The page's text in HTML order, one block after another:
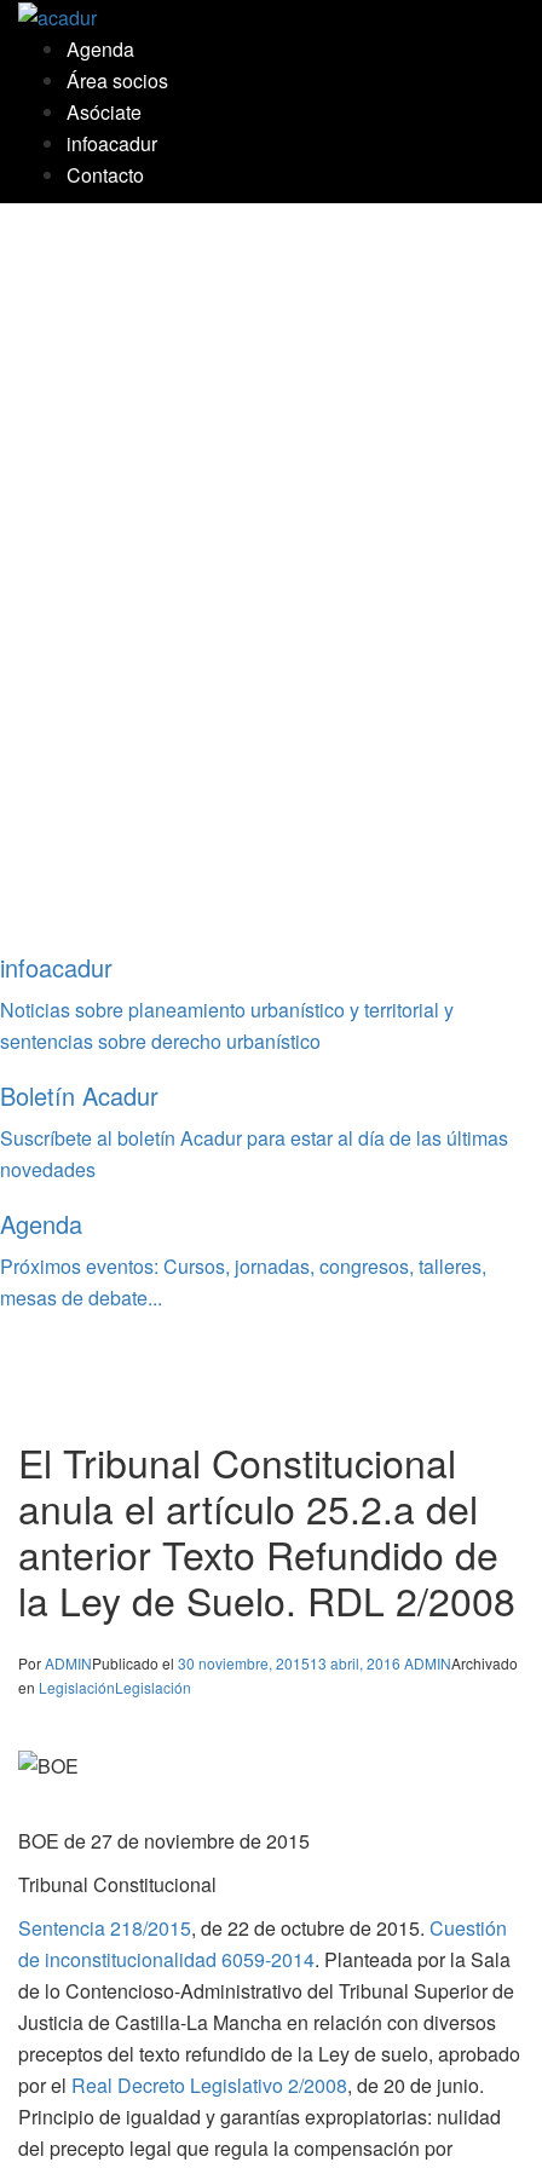
Saltar
contenido
Agenda
Área socios
Asóciate
infoacadur
Contacto
infoacadur
Noticias sobre planeamiento urbanístico y territorial y
sentencias sobre derecho urbanístico
Boletín Acadur
Suscríbete al boletín Acadur para estar al día de las últimas
novedades
Agenda
Próximos eventos: Cursos, jornadas, congresos, talleres,
mesas de debate...
El Tribunal Constitucional
anula el artículo 25.2.a del
anterior Texto Refundido de
la Ley de Suelo. RDL 2/2008
PorADMINPublicado el 30 noviembre, 201513 abril, 2016 ADMINArchivado
en LegislaciónLegislación
BOE de 27 de noviembre de 2015
Tribunal Constitucional
Sentencia 218/2015, de 22 de octubre de 2015. Cuestión
de inconstitucionalidad 6059-2014. Planteada por la Sala
de lo Contencioso-Administrativo del Tribunal Superior de
Justicia de Castilla-La Mancha en relación con diversos
preceptos del texto refundido de la Ley de suelo, aprobado
por el Real Decreto Legislativo 2/2008, de 20 de junio.
Principio de igualdad y garantías expropiatorias: nulidad
del precepto legal que regula la compensación por